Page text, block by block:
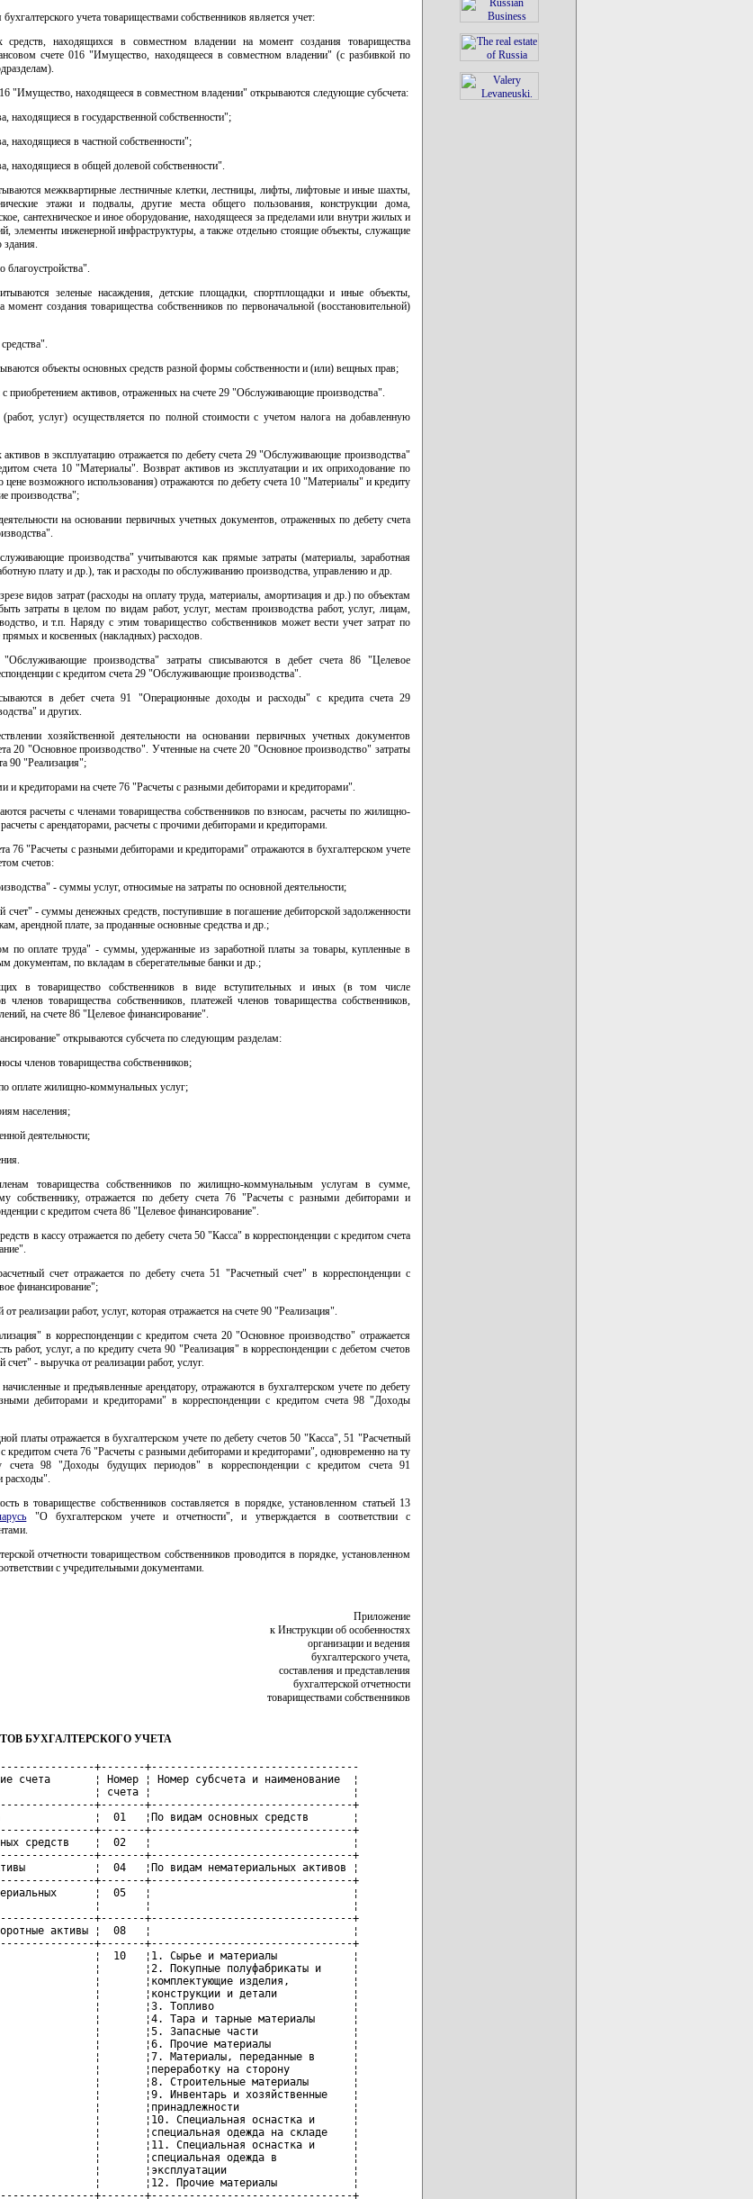
учета товариществами собственников является учет:
средств, находящихся в совместном владении на момент создания товарищества
счете 016 "Имущество, находящееся в совместном владении" (с разбивкой по
"Имущество, находящееся в совместном владении" открываются следующие субсчета:
находящиеся в государственной собственности";
находящиеся в частной собственности";
находящиеся в общей долевой собственности".
межквартирные лестничные клетки, лестницы, лифты, лифтовые и иные шахты,
этажи и подвалы, другие места общего пользования, конструкции дома,
сантехническое и иное оборудование, находящееся за пределами или внутри жилых и
элементы инженерной инфраструктуры, а также отдельно стоящие объекты, служащие
зеленые насаждения, детские площадки, спортплощадки и иные объекты,
создания товарищества собственников по первоначальной (восстановительной)
объекты основных средств разной формы собственности и (или) вещных прав;
приобретением активов, отраженных на счете 29 "Обслуживающие производства".
услуг) осуществляется по полной стоимости с учетом налога на добавленную
в эксплуатацию отражается по дебету счета 29 "Обслуживающие производства"
счета 10 "Материалы". Возврат активов из эксплуатации и их оприходование по
цене возможного использования) отражаются по дебету счета 10 "Материалы" и кредиту
производства";
на основании первичных учетных документов, отраженных по дебету счета
производства" учитываются как прямые затраты (материалы, заработная
плату и др.), так и расходы по обслуживанию производства, управлению и др.
видов затрат (расходы на оплату труда, материалы, амортизация и др.) по объектам
затраты в целом по видам работ, услуг, местам производства работ, услуг, лицам,
и т.п. Наряду с этим товарищество собственников может вести учет затрат по
прямых и косвенных (накладных) расходов.
производства" затраты списываются в дебет счета 86 "Целевое
с кредитом счета 29 "Обслуживающие производства".
в дебет счета 91 "Операционные доходы и расходы" с кредита счета 29
и других.
хозяйственной деятельности на основании первичных учетных документов
20 "Основное производство". Учтенные на счете 20 "Основное производство" затраты
90 "Реализация";
и кредиторами на счете 76 "Расчеты с разными дебиторами и кредиторами".
расчеты с членами товарищества собственников по взносам, расчеты по жилищно-
с арендаторами, расчеты с прочими дебиторами и кредиторами.
76 "Расчеты с разными дебиторами и кредиторами" отражаются в бухгалтерском учете
счетов:
- суммы услуг, относимые на затраты по основной деятельности;
счет" - суммы денежных средств, поступившие в погашение дебиторской задолженности
арендной плате, за проданные основные средства и др.;
по оплате труда" - суммы, удержанные из заработной платы за товары, купленные в
документам, по вкладам в сберегательные банки и др.;
в товарищество собственников в виде вступительных и иных (в том числе
членов товарищества собственников, платежей членов товарищества собственников,
на счете 86 "Целевое финансирование".
открываются субсчета по следующим разделам:
членов товарищества собственников;
оплате жилищно-коммунальных услуг;
населения;
деятельности;
товарищества собственников по жилищно-коммунальным услугам в сумме,
собственнику, отражается по дебету счета 76 "Расчеты с разными дебиторами и
с кредитом счета 86 "Целевое финансирование".
в кассу отражается по дебету счета 50 "Касса" в корреспонденции с кредитом счета
счет отражается по дебету счета 51 "Расчетный счет" в корреспонденции с
финансирование";
реализации работ, услуг, которая отражается на счете 90 "Реализация".
в корреспонденции с кредитом счета 20 "Основное производство" отражается
работ, услуг, а по кредиту счета 90 "Реализация" в корреспонденции с дебетом счетов
- выручка от реализации работ, услуг.
и предъявленные арендатору, отражаются в бухгалтерском учете по дебету
дебиторами и кредиторами" в корреспонденции с кредитом счета 98 "Доходы
платы отражается в бухгалтерском учете по дебету счетов 50 "Касса", 51 "Расчетный
кредитом счета 76 "Расчеты с разными дебиторами и кредиторами", одновременно на ту
98 "Доходы будущих периодов" в корреспонденции с кредитом счета 91
расходы".
в товариществе собственников составляется в порядке, установленном статьей 13
"О бухгалтерском учете и отчетности", и утверждается в соответствии с
отчетности товариществом собственников проводится в порядке, установленном
с учредительными документами.
Приложение
к Инструкции об особенностях
организации и ведения
бухгалтерского учета,
составления и представления
бухгалтерской отчетности
товариществами собственников
БУХГАЛТЕРСКОГО УЧЕТА
¦эксплуатации                    ¦
¦                                ¦       ¦12. Прочие материалы            ¦
+--------------------------------+-------+--------------------------------+
¦Налог на добавленную стоимость  ¦  18   ¦                                ¦
¦по приобретенным товарам,       ¦       ¦                                ¦
¦работам, услугам                ¦       ¦                                ¦
+--------------------------------+-------+--------------------------------+
¦Основное производство           ¦  20   ¦                                ¦
+--------------------------------+-------+--------------------------------+
¦Обслуживающие производства и    ¦  29   ¦1. Жилищно-коммунальные         ¦
¦хозяйства                       ¦       ¦хозяйства                       ¦
¦                                ¦       ¦2. Капитальный ремонт           ¦
+--------------------------------+-------+--------------------------------+
¦Касса                           ¦  50   ¦                                ¦
+--------------------------------+-------+--------------------------------+
¦Расчетный счет                  ¦  51   ¦                                ¦
+--------------------------------+-------+--------------------------------+
¦Специальные счета в банках      ¦  55   ¦1. Аккредитивы                  ¦
¦                                ¦       ¦2. Чековые книжки               ¦
¦                                ¦       ¦3. Денежные средства            ¦
+--------------------------------+-------+--------------------------------+
¦Финансовые вложения             ¦  58   ¦                                ¦
+--------------------------------+-------+--------------------------------+
¦Расчеты с поставщиками и        ¦  60   ¦                                ¦
¦подрядчиками                    ¦       ¦                                ¦
+--------------------------------+-------+--------------------------------+
¦Расчеты по налогам и сборам     ¦  68   ¦1. Земельный налог              ¦
¦                                ¦       ¦2. НДС                          ¦
¦                                ¦       ¦3. Налог на недвижимость        ¦
¦                                ¦       ¦4. Подоходный налог             ¦
¦                                ¦       ¦5. Прочие                       ¦
+--------------------------------+-------+--------------------------------+
¦Расчеты по социальному          ¦  69   ¦1. Расчеты по социальному       ¦
¦страхованию и обеспечению       ¦       ¦страхованию                     ¦
¦                                ¦       ¦2. Расчеты по пенсионному       ¦
¦                                ¦       ¦обеспечению                     ¦
+--------------------------------+-------+--------------------------------+
¦Расчеты с персоналом по оплате  ¦  70   ¦                                ¦
¦труда                           ¦       ¦                                ¦
+--------------------------------+-------+--------------------------------+
¦Расчеты с подотчетными лицами   ¦  71   ¦                                ¦
+--------------------------------+-------+--------------------------------+
¦Расчеты с персоналом по прочим  ¦  73   ¦1. Расчеты по предоставленным   ¦
¦операциям                       ¦       ¦займам                          ¦
¦                                ¦       ¦2. Расчеты по возмещению        ¦
¦                                ¦       ¦материального ущерба            ¦
+--------------------------------+-------+--------------------------------+
¦Расчеты с разными дебиторами и  ¦  76   ¦1. Расчеты с членами            ¦
¦кредиторами                     ¦       ¦товарищества по членским взносам¦
¦                                ¦       ¦2. Расчеты по имущественному и  ¦
¦                                ¦       ¦личному страхованию             ¦
¦                                ¦       ¦3. Расчеты по коммунальным      ¦
¦                                ¦       ¦платежам                        ¦
¦                                ¦       ¦4. Расчеты с арендаторами       ¦
¦                                ¦       ¦5. Расчеты с прочими дебиторами ¦
¦                                ¦       ¦и кредиторами                   ¦
+--------------------------------+-------+--------------------------------+
¦Добавочный фонд                 ¦  83   ¦                                ¦
+--------------------------------+-------+--------------------------------+
¦Нераспределенная прибыль        ¦  84   ¦1. Отчетного года               ¦
¦(непокрытый убыток)             ¦       ¦2. Прошлых лет                  ¦
¦                                ¦       ¦3. Фонд накопления              ¦
¦                                ¦       ¦4. Фонд потребления             ¦
+--------------------------------+-------+--------------------------------+
¦Целевое финансирование          ¦  86   ¦По видам поступлений            ¦
+--------------------------------+-------+--------------------------------+
¦Реализация                      ¦  90   ¦1. Выручка от реализации        ¦
¦                                ¦       ¦продукции (работ, услуг)        ¦
¦                                ¦       ¦2. Прочая реализация            ¦
+--------------------------------+-------+--------------------------------+
¦Операционные доходы и расходы   ¦  91   ¦                                ¦
+--------------------------------+-------+--------------------------------+
¦Внереализационные доходы и      ¦  92   ¦                                ¦
¦расходы                         ¦       ¦                                ¦
+--------------------------------+-------+--------------------------------+
¦Расходы будущих периодов        ¦  97   ¦                                ¦
+--------------------------------+-------+--------------------------------+
¦Доходы будущих периодов         ¦  98   ¦                                ¦
+--------------------------------+-------+--------------------------------+
¦Прибыли и убытки                ¦  99   ¦                                ¦
+--------------------------------+-------+--------------------------------+
¦Забалансовые счета              ¦       ¦                                ¦
+--------------------------------+-------+--------------------------------+
¦Арендованные основные средства  ¦  001  ¦                                ¦
+--------------------------------+-------+--------------------------------+
¦Товарно-материальные ценности,  ¦  002  ¦                                ¦
¦принятые на ответственное       ¦       ¦                                ¦
¦хранение                        ¦       ¦                                ¦
+--------------------------------+-------+--------------------------------+
¦Бланки строгой отчетности       ¦  006  ¦                                ¦
+--------------------------------+-------+--------------------------------+
¦Списанная в убыток задолженность¦  007  ¦                                ¦
¦неплатежеспособных дебиторов    ¦       ¦                                ¦
+--------------------------------+-------+--------------------------------+
¦Имущество, находящееся в        ¦  016  ¦1. Основные средства,           ¦
¦совместном владении             ¦       ¦находящиеся в государственной   ¦
¦                                ¦       ¦собственности                   ¦
¦                                ¦       ¦2. Основные средства,           ¦
¦                                ¦       ¦находящиеся в частной           ¦
¦                                ¦       ¦со